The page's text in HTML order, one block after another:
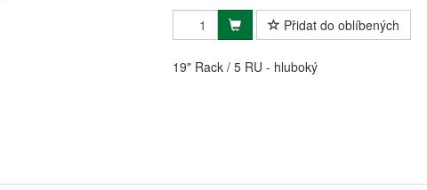
Přidat do oblíbených
19" Rack / 5 RU - hluboký